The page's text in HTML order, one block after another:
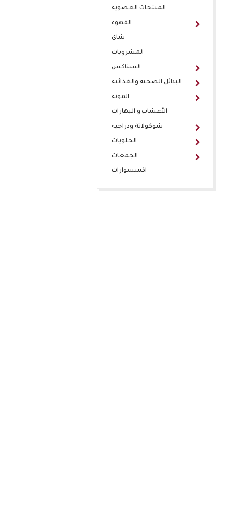
المنتجات العضوية
القهوة
شاى
المشروبات
السناكس
البدائل الصحية والغذائية
المونة
الأعشاب و البهارات
شوكولاتة ودراجيه
الحلويات
الجمعات
اكسسوارات